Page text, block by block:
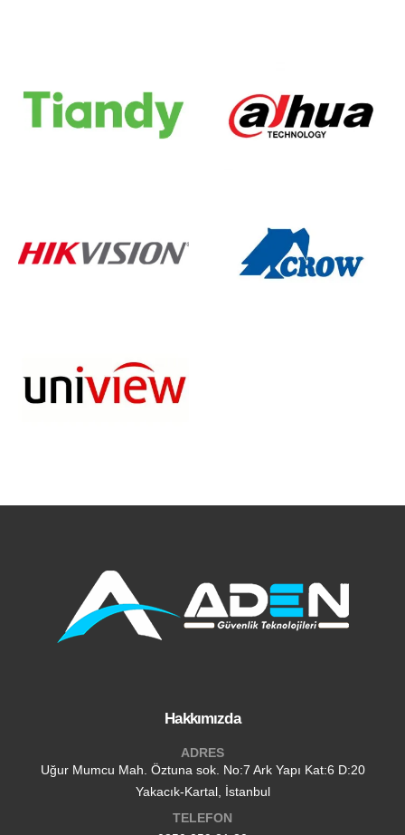
Hakkımızda
ADRES
Uğur Mumcu Mah. Öztuna sok. No:7 Ark Yapı Kat:6 D:20
Yakacık-Kartal, İstanbul
TELEFON